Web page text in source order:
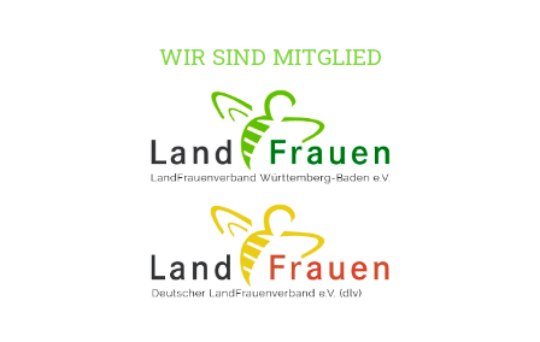
WIR SIND MITGLIED